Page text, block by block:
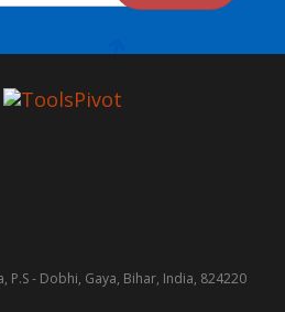
P.S - Dobhi, Gaya, Bihar, India, 824220